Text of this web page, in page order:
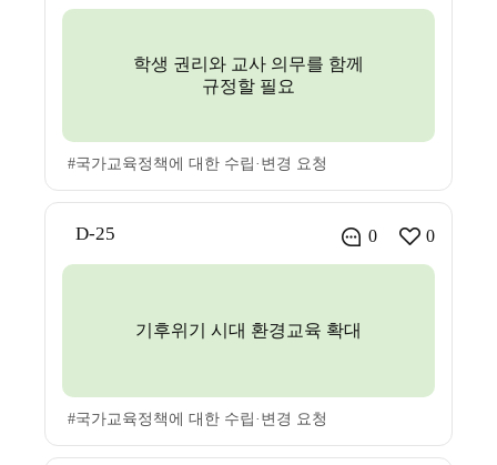
학생 권리와 교사 의무를 함께
규정할 필요
#국가교육정책에 대한 수립·변경 요청
D-25 0 0
기후위기 시대 환경교육 확대
#국가교육정책에 대한 수립·변경 요청